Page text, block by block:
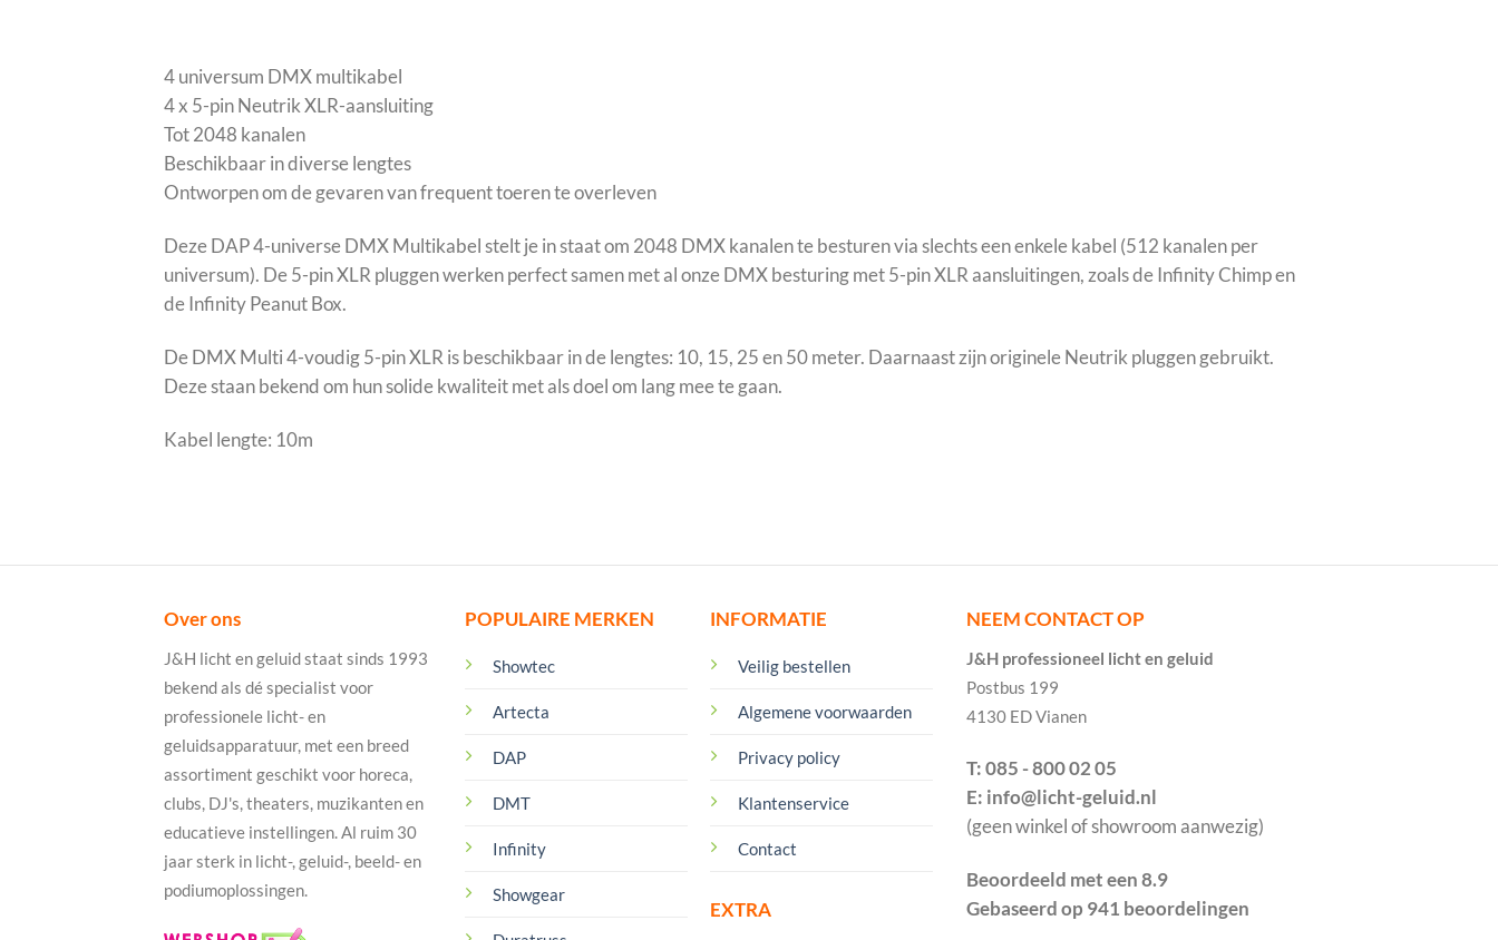
4 universum DMX multikabel
4 x 5-pin Neutrik XLR-aansluiting
Tot 2048 kanalen
Beschikbaar in diverse lengtes
Ontworpen om de gevaren van frequent toeren te overleven
Deze DAP 4-universe DMX Multikabel stelt je in staat om 2048 DMX kanalen te besturen via slechts een enkele kabel (512 kanalen per
universum). De 5-pin XLR pluggen werken perfect samen met al onze DMX besturing met 5-pin XLR aansluitingen, zoals de Infinity Chimp en
de Infinity Peanut Box.
De DMX Multi 4-voudig 5-pin XLR is beschikbaar in de lengtes: 10, 15, 25 en 50 meter. Daarnaast zijn originele Neutrik pluggen gebruikt.
Deze staan bekend om hun solide kwaliteit met als doel om lang mee te gaan.
Kabel lengte: 10m
Over ons
J&H licht en geluid staat sinds 1993
bekend als dé specialist voor
professionele licht- en
geluidsapparatuur, met een breed
assortiment geschikt voor horeca,
clubs, DJ's, theaters, muzikanten en
educatieve instellingen. Al ruim 30
jaar sterk in licht-, geluid-, beeld- en
podiumoplossingen.
POPULAIRE MERKEN
Showtec
Artecta
DAP
DMT
Infinity
Showgear
INFORMATIE
Veilig bestellen
Algemene voorwaarden
Privacy policy
Klantenservice
Contact
EXTRA
NEEM CONTACT OP
J&H professioneel licht en geluid
Postbus 199
4130 ED Vianen
T: 085 - 800 02 05
E: info@licht-geluid.nl
(geen winkel of showroom aanwezig)
Beoordeeld met een 8.9
Gebaseerd op 941 beoordelingen